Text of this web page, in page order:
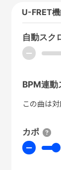
U-FRET
自動スク
ー
BPM連動
この曲は
カポ
ー